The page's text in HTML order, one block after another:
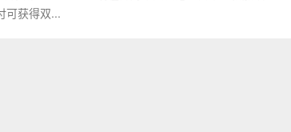
可获得双...